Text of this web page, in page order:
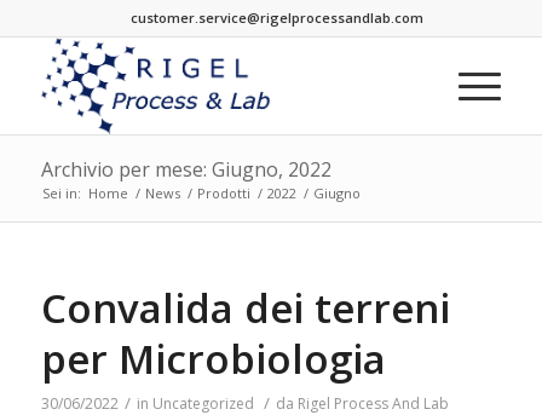
customer.service@rigelprocessandlab.com
Archivio per mese: Giugno, 2022
Sei in: Home / News / Prodotti / 2022 / Giugno
Convalida dei terreni
per Microbiologia
30/06/2022 / in Uncategorized / da Rigel Process And Lab